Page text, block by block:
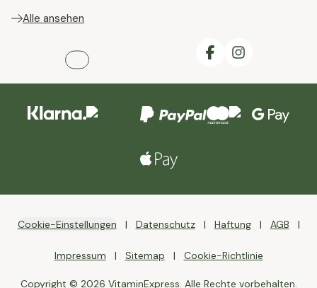
Alle ansehen
Cookie-Einstellungen Datenschutz Haftung AGB
Impressum Sitemap Cookie-Richtlinie
Copyright © 2026 VitaminExpress. Alle Rechte vorbehalten.